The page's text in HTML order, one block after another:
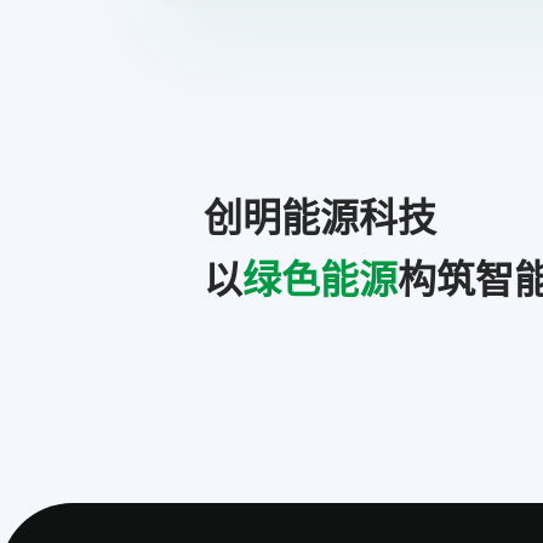
创明能源科技
以绿色能源构筑智